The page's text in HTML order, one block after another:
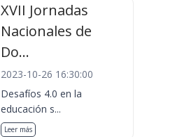
XVII Jornadas
Nacionales de
Do...
2023-10-26 16:30:00
Desafíos 4.0 en la
educación s...
Leer más